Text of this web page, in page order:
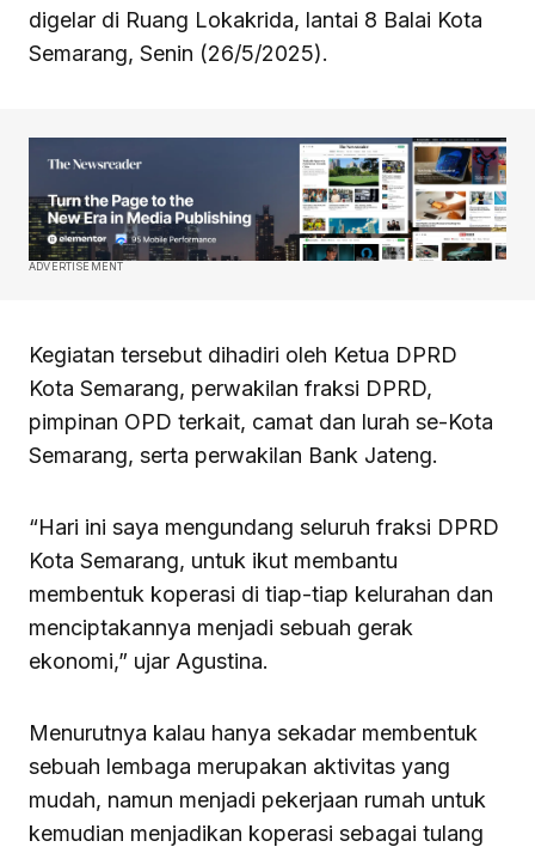
digelar di Ruang Lokakrida, lantai 8 Balai Kota
Semarang, Senin (26/5/2025).
ADVERTISEMENT
Kegiatan tersebut dihadiri oleh Ketua DPRD
Kota Semarang, perwakilan fraksi DPRD,
pimpinan OPD terkait, camat dan lurah se-Kota
Semarang, serta perwakilan Bank Jateng.
“Hari ini saya mengundang seluruh fraksi DPRD
Kota Semarang, untuk ikut membantu
membentuk koperasi di tiap-tiap kelurahan dan
menciptakannya menjadi sebuah gerak
ekonomi,” ujar Agustina.
Menurutnya kalau hanya sekadar membentuk
sebuah lembaga merupakan aktivitas yang
mudah, namun menjadi pekerjaan rumah untuk
kemudian menjadikan koperasi sebagai tulang